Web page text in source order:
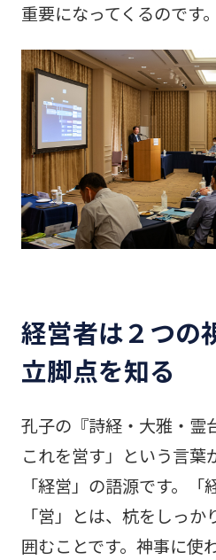
重要になってくるのです。
経営者は２つの
立脚点を知る
孔子の『詩経・大雅・霊
これを営す」という言葉
「経営」の語源です。「
「営」とは、杭をしっ
囲むことです。神事に使